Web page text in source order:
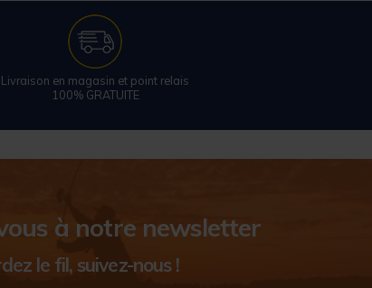
Livraison en magasin et point relais
100% GRATUITE
à notre newsletter
le fil, suivez-nous !